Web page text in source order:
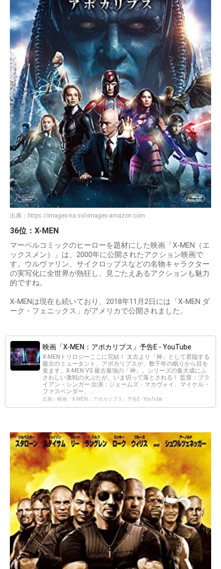
出典： https://images-na.ssl-images-amazon.com
36位：X-MEN
マーベルコミックのヒーローを題材にした映画「X-MEN（エ
ックスメン）」は、2000年に公開されたアクション映画で
す。ウルヴァリン、サイクロップスなどの名物キャラクター
の実写化に全世界が熱狂し、見ごたえあるアクションも魅力
的ですね。
X-MENは現在も続いており、2018年11月2日には「X-MEN ダ
ーク・フェニックス」がアメリカで公開されました。
映画「X-MEN：アポカリプス」予告E - YouTube
X-MENトリロジーここに完結！ 太古より「神」として君臨する
最古のミュータント、アポカリプスが、数千年の眠りから目を
覚ます。X-MEN VS 最古最強の「神」。シリーズの集大成にふ
さわしい激戦の火ぶたが、いま切って落とされる！ 監督：ブラ
イアン・シンガー 出演：ジェームズ・マカヴォイ、マイケル・
ファスベンダー、...
出典：映画「X-MEN：アポカリプス」予告E - YouTube